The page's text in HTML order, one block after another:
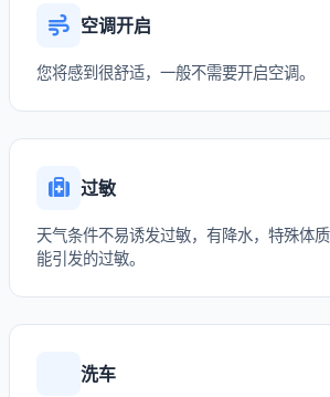
空调开启
您将感到很舒适，一般不需要开启空调。
过敏
天气条件不易诱发过敏，有降水，特殊体
能引发的过敏。
洗车